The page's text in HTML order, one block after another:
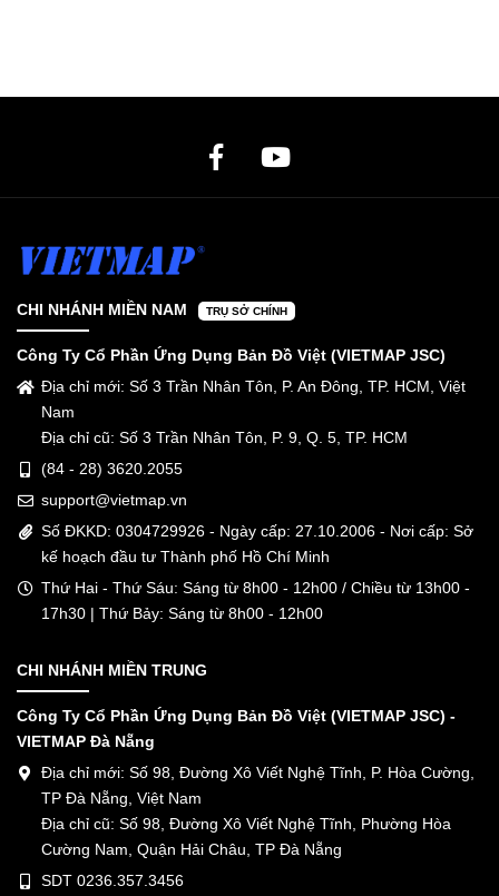
CHI NHÁNH MIỀN NAM TRỤ SỞ CHÍNH
Công Ty Cổ Phần Ứng Dụng Bản Đồ Việt (VIETMAP JSC)
Địa chỉ mới: Số 3 Trần Nhân Tôn, P. An Đông, TP. HCM, Việt
Nam
Địa chỉ cũ: Số 3 Trần Nhân Tôn, P. 9, Q. 5, TP. HCM
(84 - 28) 3620.2055
support@vietmap.vn
Số ĐKKD: 0304729926 - Ngày cấp: 27.10.2006 - Nơi cấp: Sở
kế hoạch đầu tư Thành phố Hồ Chí Minh
Thứ Hai - Thứ Sáu: Sáng từ 8h00 - 12h00 / Chiều từ 13h00 -
17h30 | Thứ Bảy: Sáng từ 8h00 - 12h00
CHI NHÁNH MIỀN TRUNG
Công Ty Cổ Phần Ứng Dụng Bản Đồ Việt (VIETMAP JSC) -
VIETMAP Đà Nẵng
Địa chỉ mới: Số 98, Đường Xô Viết Nghệ Tĩnh, P. Hòa Cường,
TP Đà Nẵng, Việt Nam
Địa chỉ cũ: Số 98, Đường Xô Viết Nghệ Tĩnh, Phường Hòa
Cường Nam, Quận Hải Châu, TP Đà Nẵng
SDT 0236.357.3456